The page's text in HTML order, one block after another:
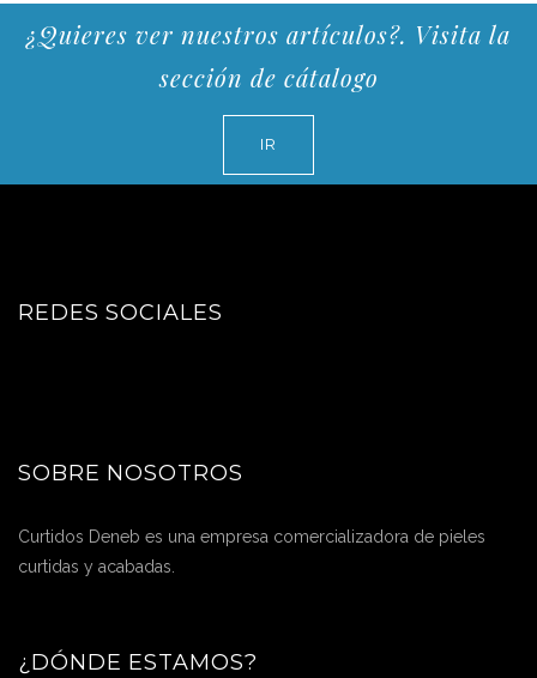
¿Quieres ver nuestros artículos?. Visita la
sección de cátalogo
IR
REDES SOCIALES
SOBRE NOSOTROS
Curtidos Deneb es una empresa comercializadora de pieles
curtidas y acabadas.
¿DÓNDE ESTAMOS?